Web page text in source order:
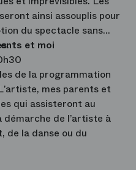
ainsi assouplis pour
du spectacle sans
et moi
de la programmation
mes parents et
qui assisteront au
de l’artiste à
de la danse ou du